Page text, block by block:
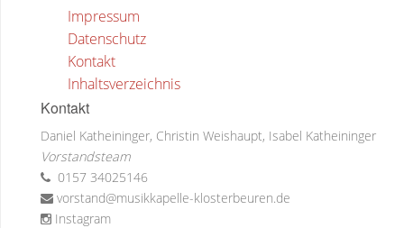
Impressum
Datenschutz
Kontakt
Inhaltsverzeichnis
Kontakt
Daniel Katheininger, Christin Weishaupt, Isabel Katheininger
Vorstandsteam
0157 34025146
vorstand@musikkapelle-klosterbeuren.de
Instagram